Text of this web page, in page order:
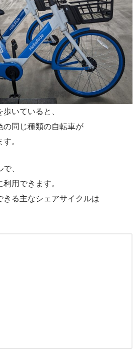
いていると、
の同じ種類の自転車が
。
、
用できます。
きる主なシェアサイクルは